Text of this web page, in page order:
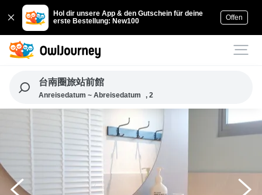
Hol dir unsere App & den Gutschein für deine
erste Bestellung: New100
Offen
台南圈旅站前館
Anreisedatum ~ Abreisedatum , 2